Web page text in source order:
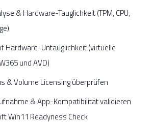
& Hardware-Tauglichkeit (TPM, CPU,
Hardware-Untauglichkeit (virtuelle
und AVD)
& Volume Licensing überprüfen
& App-Kompatibilität validieren
Win11 Readyness Check